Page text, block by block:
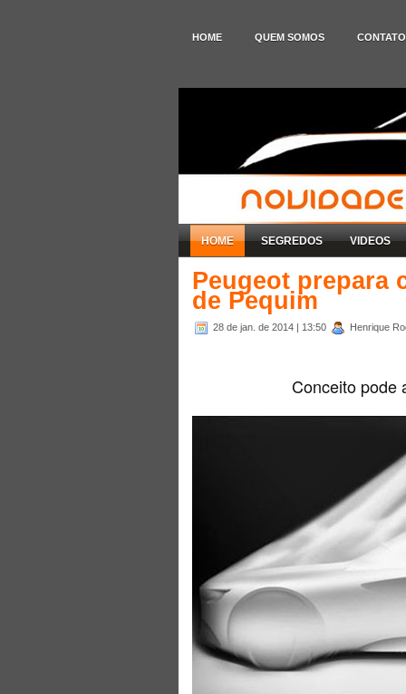
HOME QUEM SOMOS CONTATO
HOME SEGREDOS VIDEOS
Peugeot prepara
de Pequim
28 de jan. de 2014 | 13:50 Henrique
Conceito pode